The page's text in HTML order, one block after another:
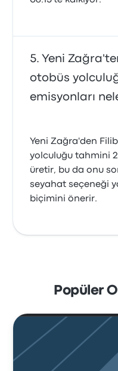
Yeni
otobüs
emisyonları
Yeni Zağra'den
yolculuğu tahmini
üretir, bu da onu
seyahat seçeneği
biçimini önerir.
Popüler